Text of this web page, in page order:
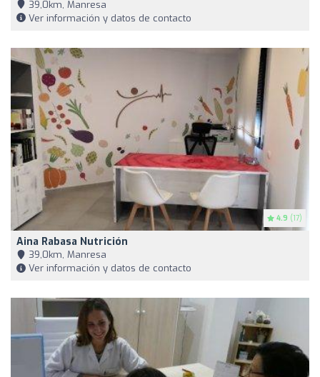
39,0km, Manresa
Ver información y datos de contacto
4.9 (17)
Aina Rabasa Nutrición
39,0km, Manresa
Ver información y datos de contacto